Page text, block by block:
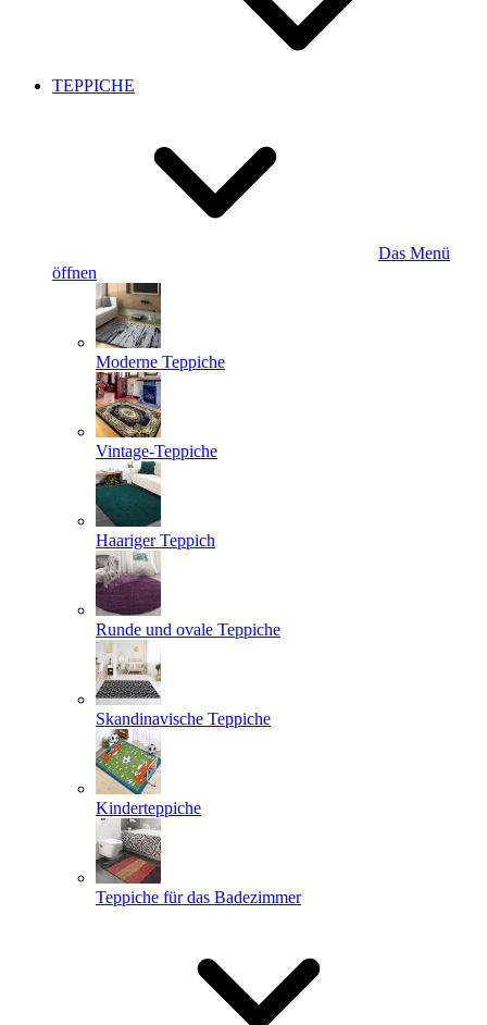
TEPPICHE
Das Menü
öffnen
Moderne Teppiche
Vintage-Teppiche
Haariger Teppich
Runde und ovale Teppiche
Skandinavische Teppiche
Kinderteppiche
Teppiche für das Badezimmer